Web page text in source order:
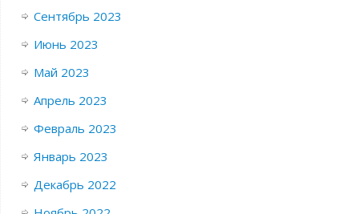
Сентябрь 2023
Июнь 2023
Май 2023
Апрель 2023
Февраль 2023
Январь 2023
Декабрь 2022